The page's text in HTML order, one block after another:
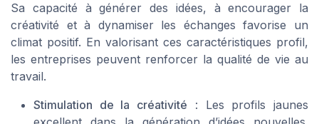
Sa capacité à générer des idées, à encourager la
créativité et à dynamiser les échanges favorise un
climat positif. En valorisant ces caractéristiques profil,
les entreprises peuvent renforcer la qualité de vie au
travail.
Stimulation de la créativité : Les profils jaunes